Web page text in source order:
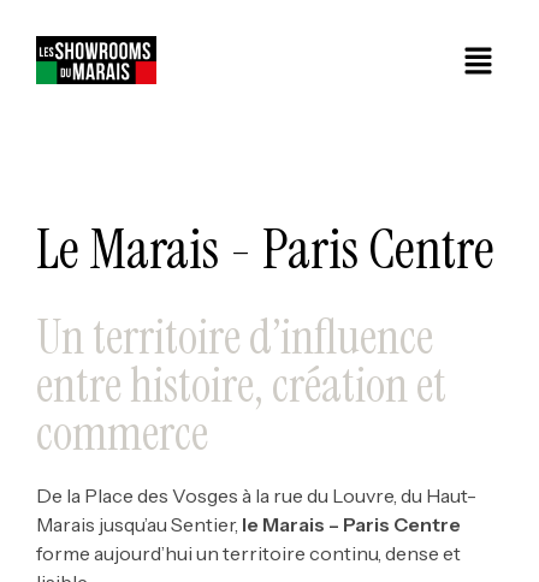
Le Marais - Paris Centre
Un territoire d’influence
entre histoire, création et
commerce
De la Place des Vosges à la rue du Louvre, du Haut-
Marais jusqu’au Sentier, le Marais – Paris Centre
forme aujourd’hui un territoire continu, dense et